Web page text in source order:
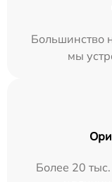
Большинство
мы
Более 20